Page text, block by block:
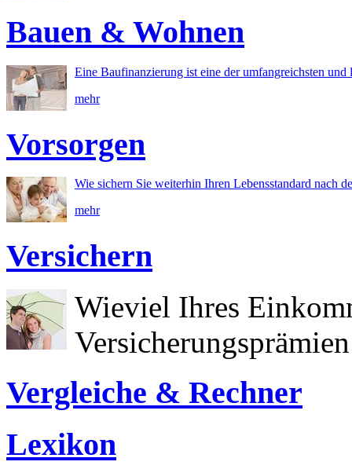
Bauen & Wohnen
Eine Baufinanzierung ist eine der umfangreichsten
mehr
Vorsorgen
Wie sichern Sie weiterhin Ihren Lebensstandard nach
mehr
Versichern
Wieviel Ihres
Vergleiche & Rechner
Lexikon